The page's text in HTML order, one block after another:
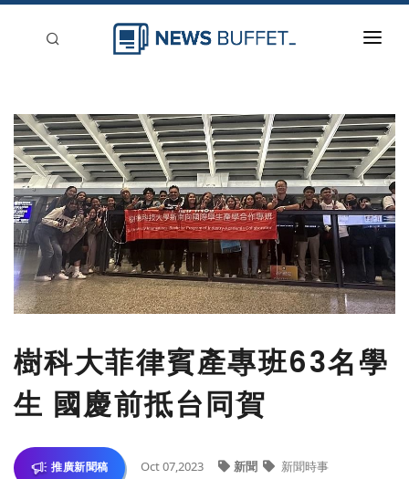
新聞稿分類
登入
刊登
樹科大菲律賓產專班63名學
生 國慶前抵台同賀
推廣新聞稿 Oct 07,2023 新聞 新聞時事